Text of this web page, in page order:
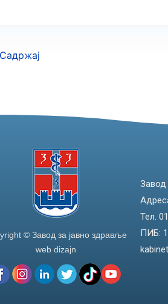
© Завод за јавно здравље
web dizajn
Тел.
ПИБ: